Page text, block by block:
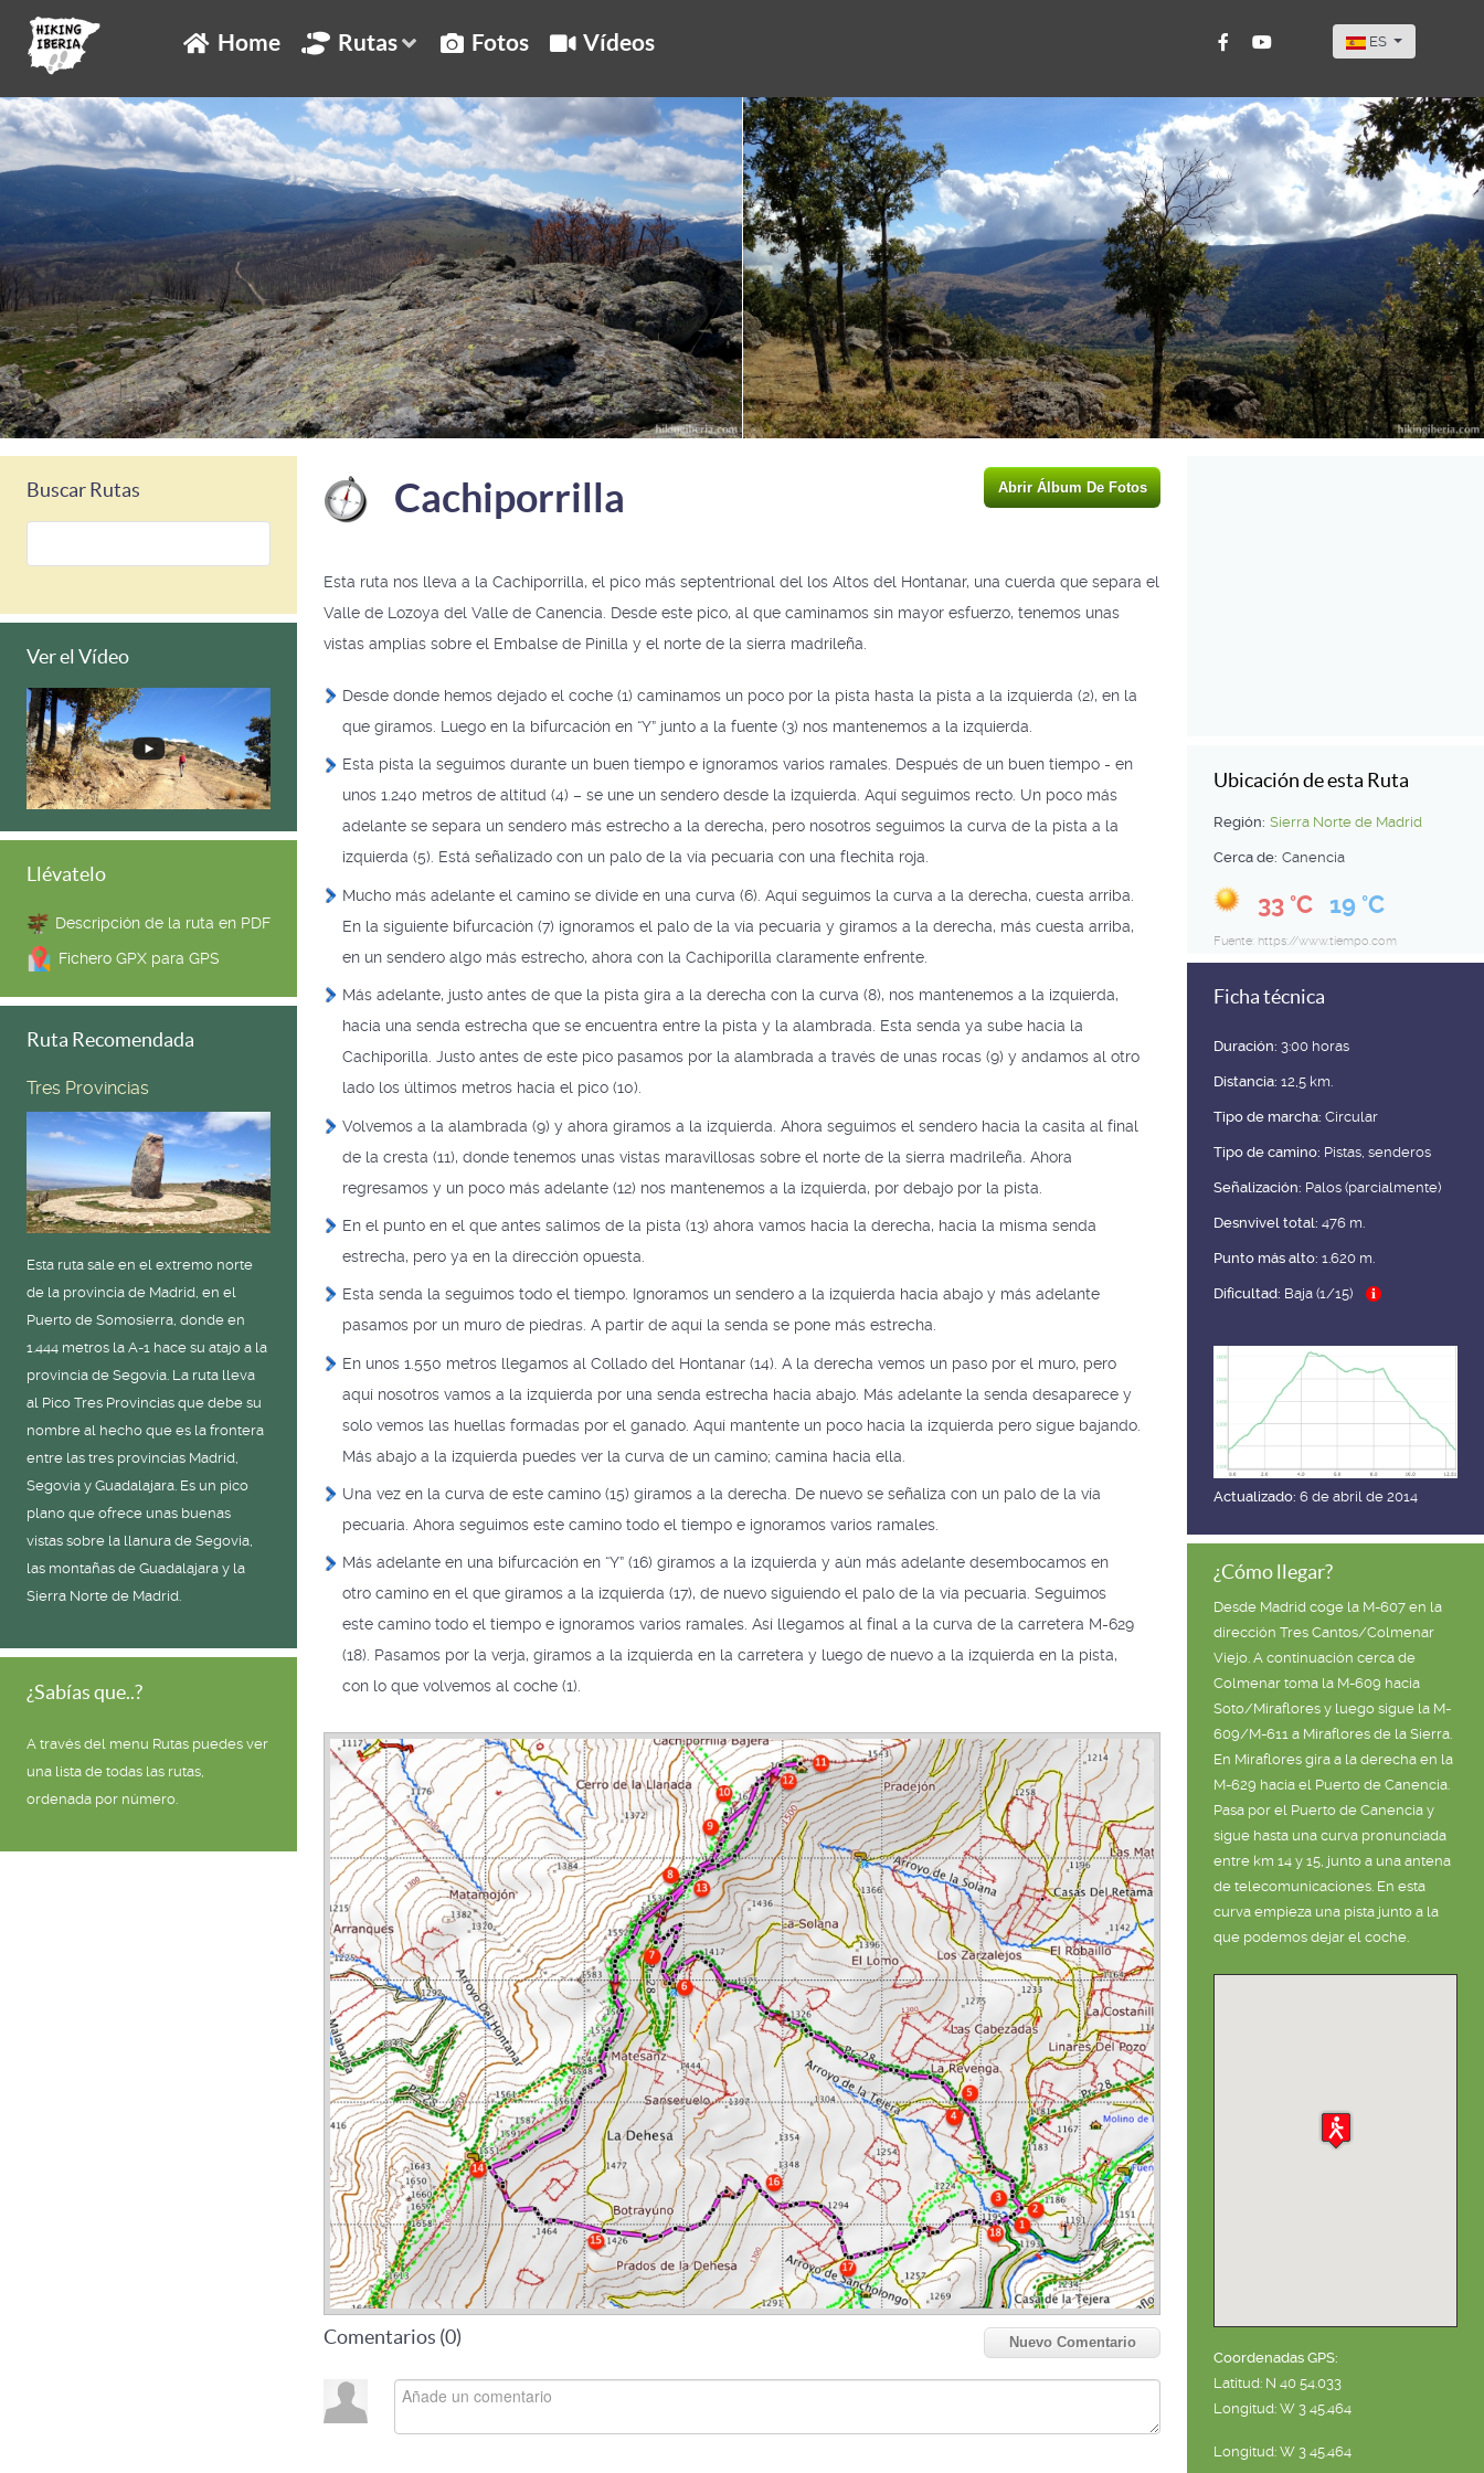
Home Rutas Fotos Vídeos Seleccione su
ES
Buscar Rutas
Ver el Vídeo
Llévatelo
Descripción de la ruta en PDF
Fichero GPX para GPS
Ruta Recomendada
Tres Provincias
Esta ruta sale en el extremo norte
de la provincia de Madrid, en el
Puerto de Somosierra, donde en
1.444 metros la A-1 hace su atajo a la
provincia de Segovia. La ruta lleva
al Pico Tres Provincias que debe su
nombre al hecho que es la frontera
entre las tres provincias Madrid,
Segovia y Guadalajara. Es un pico
plano que ofrece unas buenas
vistas sobre la llanura de Segovia,
las montañas de Guadalajara y la
Sierra Norte de Madrid.
¿Sabías que..?
A través del menu Rutas puedes ver
una lista de todas las rutas,
ordenada por número.
Abrir Álbum De Fotos
Cachiporrilla
Esta ruta nos lleva a la Cachiporrilla, el pico más septentrional del los Altos del Hontanar, una cuerda que separa el
Valle de Lozoya del Valle de Canencia. Desde este pico, al que caminamos sin mayor esfuerzo, tenemos unas
vistas amplias sobre el Embalse de Pinilla y el norte de la sierra madrileña.
Desde donde hemos dejado el coche (1) caminamos un poco por la pista hasta la pista a la izquierda (2), en la
que giramos. Luego en la bifurcación en “Y” junto a la fuente (3) nos mantenemos a la izquierda.
Esta pista la seguimos durante un buen tiempo e ignoramos varios ramales. Después de un buen tiempo - en
unos 1.240 metros de altitud (4) – se une un sendero desde la izquierda. Aquí seguimos recto. Un poco más
adelante se separa un sendero más estrecho a la derecha, pero nosotros seguimos la curva de la pista a la
izquierda (5). Está señalizado con un palo de la vía pecuaria con una flechita roja.
Mucho más adelante el camino se divide en una curva (6). Aquí seguimos la curva a la derecha, cuesta arriba.
En la siguiente bifurcación (7) ignoramos el palo de la vía pecuaria y giramos a la derecha, más cuesta arriba,
en un sendero algo más estrecho, ahora con la Cachiporilla claramente enfrente.
Más adelante, justo antes de que la pista gira a la derecha con la curva (8), nos mantenemos a la izquierda,
hacia una senda estrecha que se encuentra entre la pista y la alambrada. Esta senda ya sube hacia la
Cachiporilla. Justo antes de este pico pasamos por la alambrada a través de unas rocas (9) y andamos al otro
lado los últimos metros hacia el pico (10).
Volvemos a la alambrada (9) y ahora giramos a la izquierda. Ahora seguimos el sendero hacia la casita al final
de la cresta (11), donde tenemos unas vistas maravillosas sobre el norte de la sierra madrileña. Ahora
regresamos y un poco más adelante (12) nos mantenemos a la izquierda, por debajo por la pista.
En el punto en el que antes salimos de la pista (13) ahora vamos hacia la derecha, hacia la misma senda
estrecha, pero ya en la dirección opuesta.
Esta senda la seguimos todo el tiempo. Ignoramos un sendero a la izquierda hacia abajo y más adelante
pasamos por un muro de piedras. A partir de aquí la senda se pone más estrecha.
En unos 1.550 metros llegamos al Collado del Hontanar (14). A la derecha vemos un paso por el muro, pero
aquí nosotros vamos a la izquierda por una senda estrecha hacia abajo. Más adelante la senda desaparece y
solo vemos las huellas formadas por el ganado. Aquí mantente un poco hacia la izquierda pero sigue bajando.
Más abajo a la izquierda puedes ver la curva de un camino; camina hacia ella.
Una vez en la curva de este camino (15) giramos a la derecha. De nuevo se señaliza con un palo de la vía
pecuaria. Ahora seguimos este camino todo el tiempo e ignoramos varios ramales.
Más adelante en una bifurcación en “Y” (16) giramos a la izquierda y aún más adelante desembocamos en
otro camino en el que giramos a la izquierda (17), de nuevo siguiendo el palo de la vía pecuaria. Seguimos
este camino todo el tiempo e ignoramos varios ramales. Así llegamos al final a la curva de la carretera M-629
(18). Pasamos por la verja, giramos a la izquierda en la carretera y luego de nuevo a la izquierda en la pista,
con lo que volvemos al coche (1).
Comentarios (0) Nuevo Comentario
Ubicación de esta Ruta
Región: Sierra Norte de Madrid
Cerca de: Canencia
33 °C 19 °C
Fuente: https://www.tiempo.com
Ficha técnica
Duración: 3:00 horas
Distancia: 12,5 km.
Tipo de marcha: Circular
Tipo de camino: Pistas, senderos
Señalización: Palos (parcialmente)
Desnvivel total: 476 m.
Punto más alto: 1.620 m.
Dificultad: Baja (1/15)
Actualizado: 6 de abril de 2014
¿Cómo llegar?
Desde Madrid coge la M-607 en la
dirección Tres Cantos/Colmenar
Viejo. A continuación cerca de
Colmenar toma la M-609 hacia
Soto/Miraflores y luego sigue la M-
609/M-611 a Miraflores de la Sierra.
En Miraflores gira a la derecha en la
M-629 hacia el Puerto de Canencia.
Pasa por el Puerto de Canencia y
sigue hasta una curva pronunciada
entre km 14 y 15, junto a una antena
de telecomunicaciones. En esta
curva empieza una pista junto a la
que podemos dejar el coche.
Coordenadas GPS:
Latitud: N 40 54.033
Longitud: W 3 45.464
Longitud: W 3 45.464